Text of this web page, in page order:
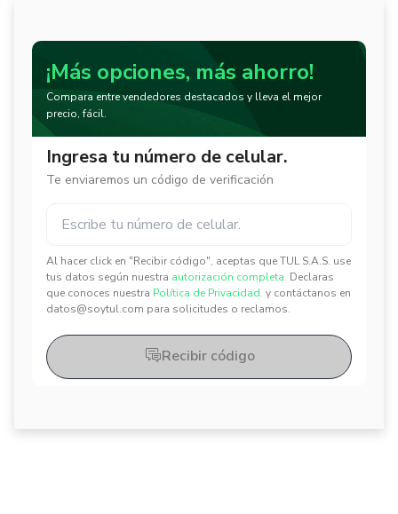
¡Más opciones, más ahorro!
Compara entre vendedores destacados y lleva el mejor
precio, fácil.
Ingresa tu número de celular.
Te enviaremos un código de verificación
Al hacer click en "Recibir código", aceptas que TUL S.A.S. use
tus datos según nuestra autorización completa. Declaras
que conoces nuestra Política de Privacidad. y contáctanos en
datos@soytul.com para solicitudes o reclamos.
✕
✕
Recibir código